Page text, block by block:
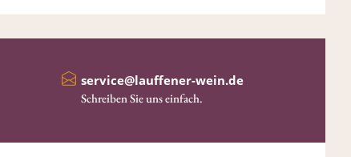
service@lauffener-wein.de
Schreiben Sie uns einfach.